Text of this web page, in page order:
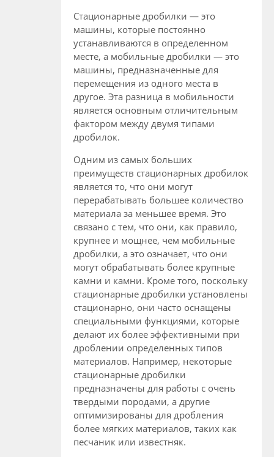
Стационарные дробилки — это
машины, которые постоянно
устанавливаются в определенном
месте, а мобильные дробилки — это
машины, предназначенные для
перемещения из одного места в
другое. Эта разница в мобильности
является основным отличительным
фактором между двумя типами
дробилок.
Одним из самых больших
преимуществ стационарных дробилок
является то, что они могут
перерабатывать большее количество
материала за меньшее время. Это
связано с тем, что они, как правило,
крупнее и мощнее, чем мобильные
дробилки, а это означает, что они
могут обрабатывать более крупные
камни и камни. Кроме того, поскольку
стационарные дробилки установлены
стационарно, они часто оснащены
специальными функциями, которые
делают их более эффективными при
дроблении определенных типов
материалов. Например, некоторые
стационарные дробилки
предназначены для работы с очень
твердыми породами, а другие
оптимизированы для дробления
более мягких материалов, таких как
песчаник или известняк.